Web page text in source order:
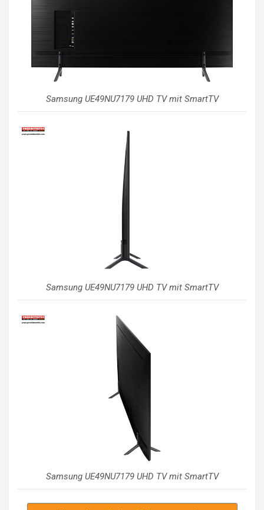
Samsung UE49NU7179 UHD TV mit SmartTV
Samsung UE49NU7179 UHD TV mit SmartTV
Samsung UE49NU7179 UHD TV mit SmartTV